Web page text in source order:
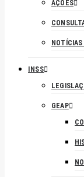
AÇÕES
INSS
GEAP